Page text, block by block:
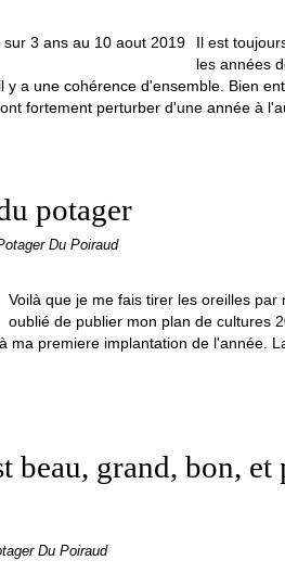
Il est
les années
y a une cohérence d'ensemble. Bien
fortement perturber d'une année à
potager
Du Poiraud
Voilà que je me fais tirer les oreilles
oublié de publier mon plan de cultures
ma premiere implantation de l'année.
beau, grand, bon,
Du Poiraud